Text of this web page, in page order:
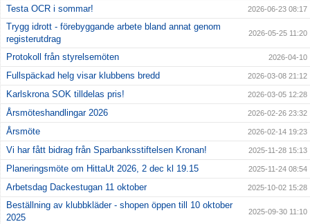
Testa OCR i sommar! 2026-06-23 08:17
Trygg idrott - förebyggande arbete bland annat genom
registerutdrag
2026-05-25 11:20
Protokoll från styrelsemöten 2026-04-10
Fullspäckad helg visar klubbens bredd 2026-03-08 21:12
Karlskrona SOK tilldelas pris! 2026-03-05 12:28
Årsmöteshandlingar 2026 2026-02-26 23:32
Årsmöte 2026-02-14 19:23
Vi har fått bidrag från Sparbanksstiftelsen Kronan! 2025-11-28 15:13
Planeringsmöte om HittaUt 2026, 2 dec kl 19.15 2025-11-24 08:54
Arbetsdag Dackestugan 11 oktober 2025-10-02 15:28
Beställning av klubbkläder - shopen öppen till 10 oktober
2025
2025-09-30 11:10